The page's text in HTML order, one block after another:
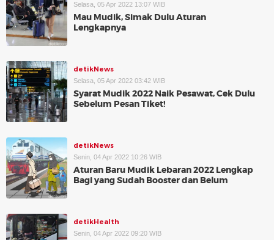
Selasa, 05 Apr 2022 13:07 WIB
Mau Mudik, Simak Dulu Aturan
Lengkapnya
detikNews
Selasa, 05 Apr 2022 03:42 WIB
Syarat Mudik 2022 Naik Pesawat, Cek Dulu
Sebelum Pesan Tiket!
detikNews
Senin, 04 Apr 2022 10:26 WIB
Aturan Baru Mudik Lebaran 2022 Lengkap
Bagi yang Sudah Booster dan Belum
detikHealth
Senin, 04 Apr 2022 09:20 WIB